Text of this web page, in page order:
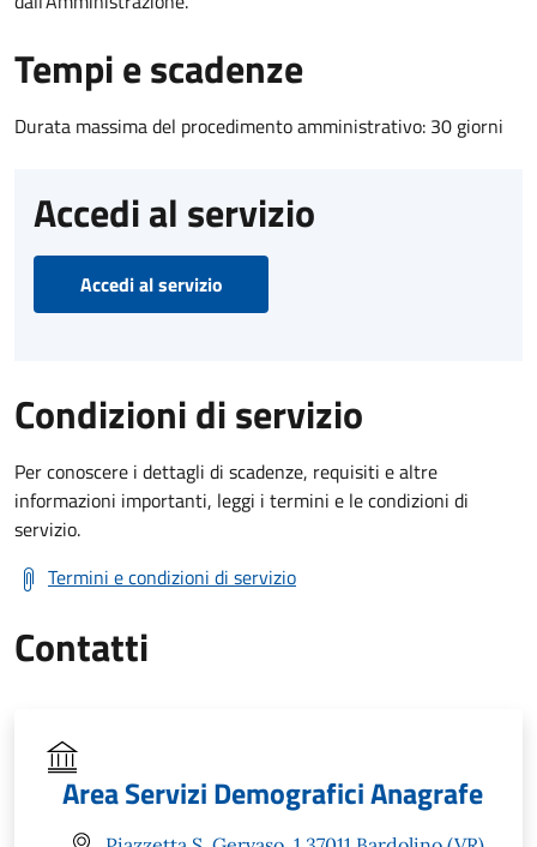
Tempi e scadenze
Durata massima del procedimento amministrativo: 30 giorni
Accedi al servizio
Accedi al servizio
Condizioni di servizio
Per conoscere i dettagli di scadenze, requisiti e altre
informazioni importanti, leggi i termini e le condizioni di
servizio.
Termini e condizioni di servizio
Contatti
Area Servizi Demografici Anagrafe